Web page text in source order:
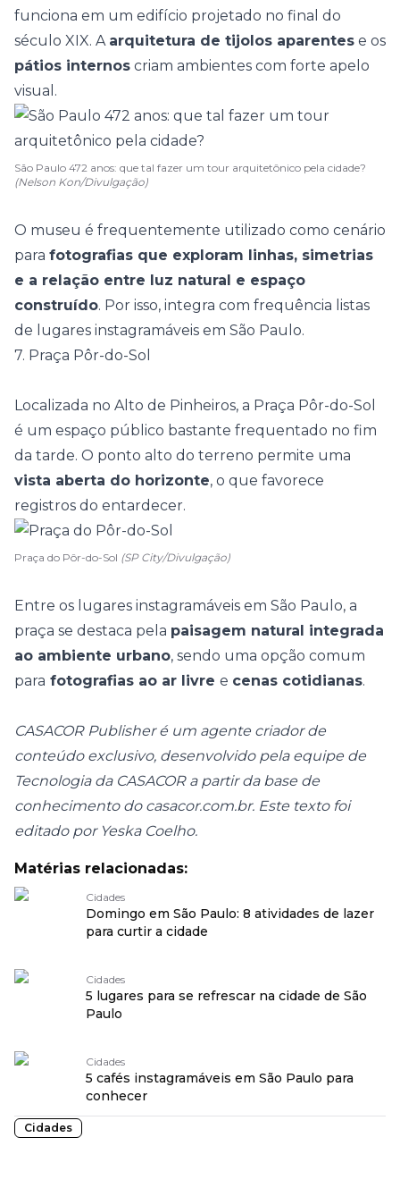
funciona em um edifício projetado no final do
século XIX. A arquitetura de tijolos aparentes e os
pátios internos criam ambientes com forte apelo
visual.
São Paulo 472 anos: que tal fazer um tour arquitetônico pela cidade?
(Nelson Kon/Divulgação)
O museu é frequentemente utilizado como cenário
para fotografias que exploram linhas, simetrias
e a relação entre luz natural e espaço
construído. Por isso, integra com frequência listas
de lugares instagramáveis em São Paulo.
7. Praça Pôr-do-Sol
Localizada no Alto de Pinheiros, a Praça Pôr-do-Sol
é um espaço público bastante frequentado no fim
da tarde. O ponto alto do terreno permite uma
vista aberta do horizonte, o que favorece
registros do entardecer.
Praça do Pôr-do-Sol (SP City/Divulgação)
Entre os lugares instagramáveis em São Paulo, a
praça se destaca pela paisagem natural integrada
ao ambiente urbano, sendo uma opção comum
para fotografias ao ar livre e cenas cotidianas.
CASACOR Publisher é um agente criador de
conteúdo exclusivo, desenvolvido pela equipe de
Tecnologia da CASACOR a partir da base de
conhecimento do casacor.com.br. Este texto foi
editado por Yeska Coelho.
Matérias relacionadas:
Cidades
Domingo em São Paulo: 8 atividades de lazer
para curtir a cidade
Cidades
5 lugares para se refrescar na cidade de São
Paulo
Cidades
5 cafés instagramáveis em São Paulo para
conhecer
Cidades